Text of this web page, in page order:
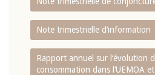
Note trimestrielle d‘information
Rapport annuel sur l‘évolution
consommation dans l‘UEMOA